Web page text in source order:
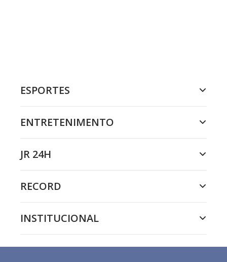
ESPORTES
ENTRETENIMENTO
JR 24H
RECORD
INSTITUCIONAL